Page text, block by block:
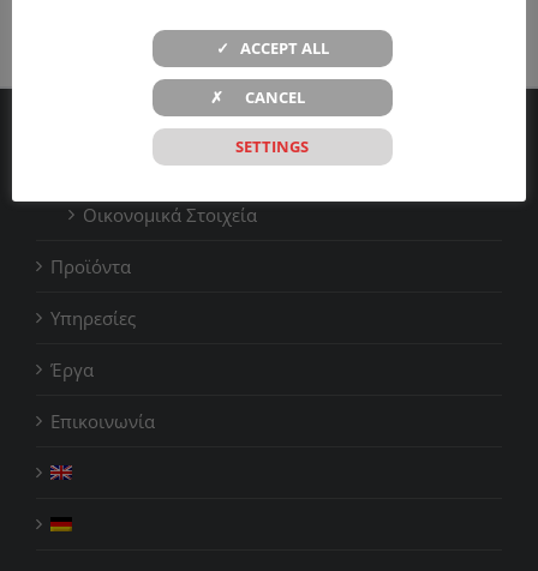
Οικονομικά Στοιχεία
Προϊόντα
Υπηρεσίες
Έργα
Επικοινωνία
SETTINGS
✓ ACCEPT ALL
✗ CANCEL